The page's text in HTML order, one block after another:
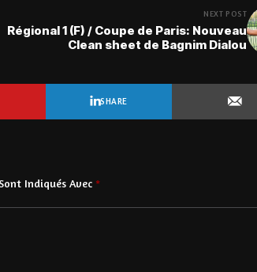
NEXT POST
Régional 1 (F) / Coupe de Paris: Nouveau
Clean sheet de Bagnim Dialou
SHARE
Indiqués Avec *